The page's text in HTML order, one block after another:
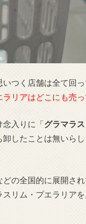
つく店舗は全て回
リアはどこにも売っ
念入りに「グラマラ
したことは無いら
の全国的に展開さ
リム・プエラリア